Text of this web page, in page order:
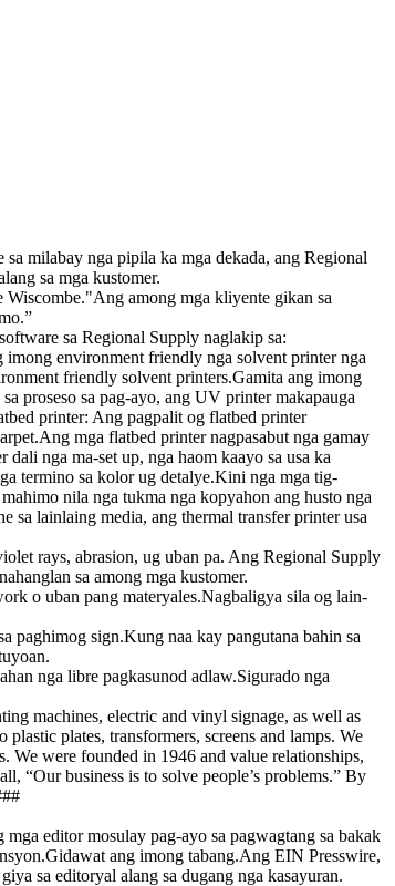
milabay nga pipila ka mga dekada, ang Regional
sa mga kustomer.
among mga kliyente gikan sa
sa Regional Supply naglakip sa:
environment friendly nga solvent printer nga
friendly solvent printers.Gamita ang imong
proseso sa pag-ayo, ang UV printer makapauga
printer: Ang pagpalit og flatbed printer
mga flatbed printer nagpasabut nga gamay
nga ma-set up, nga haom kaayo sa usa ka
termino sa kolor ug detalye.Kini nga mga tig-
nila nga tukma nga kopyahon ang husto nga
sa lainlaing media, ang thermal transfer printer usa
rays, abrasion, ug uban pa. Ang Regional Supply
sa among mga kustomer.
o uban pang materyales.Nagbaligya sila og lain-
sign.Kung naa kay pangutana bahin sa
nga libre pagkasunod adlaw.Sigurado nga
machines, electric and vinyl signage, as well as
plates, transformers, screens and lamps. We
We were founded in 1946 and value relationships,
“Our business is to solve people’s problems.” By
editor mosulay pag-ayo sa pagwagtang sa bakak
ang imong tabang.Ang EIN Presswire,
sa editoryal alang sa dugang nga kasayuran.